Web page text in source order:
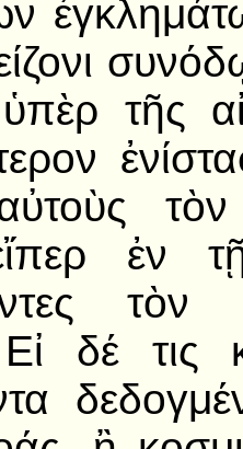
τῆς
τὸν
ἐν
τὸν
Εἰ δέ